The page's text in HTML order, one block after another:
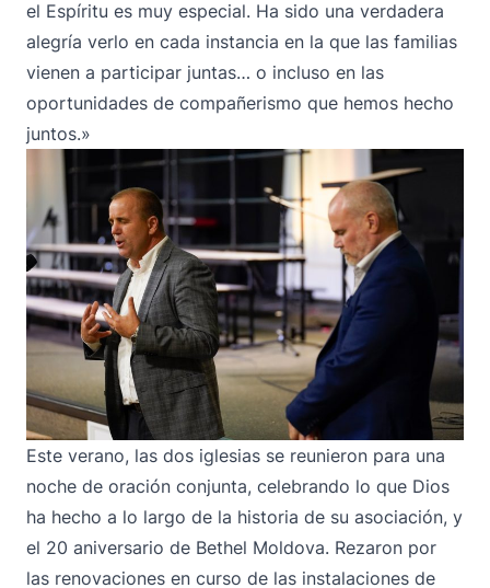
el Espíritu es muy especial. Ha sido una verdadera
alegría verlo en cada instancia en la que las familias
vienen a participar juntas… o incluso en las
oportunidades de compañerismo que hemos hecho
juntos.»
Este verano, las dos iglesias se reunieron para una
noche de oración conjunta, celebrando lo que Dios
ha hecho a lo largo de la historia de su asociación, y
el 20 aniversario de Bethel Moldova. Rezaron por
las renovaciones en curso de las instalaciones de